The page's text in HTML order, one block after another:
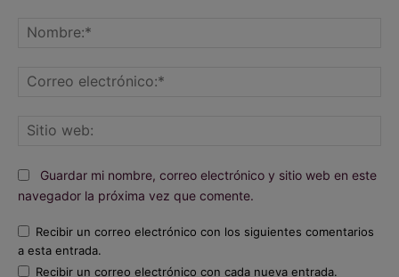
Guardar mi nombre, correo electrónico y sitio web en este
navegador la próxima vez que comente.
Recibir un correo electrónico con los siguientes comentarios
a esta entrada.
Recibir un correo electrónico con cada nueva entrada.